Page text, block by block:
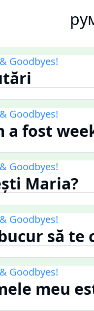
Goodbyes!
Goodbyes!
a fost
Goodbyes!
Maria?
Goodbyes!
să te
Goodbyes!
meu